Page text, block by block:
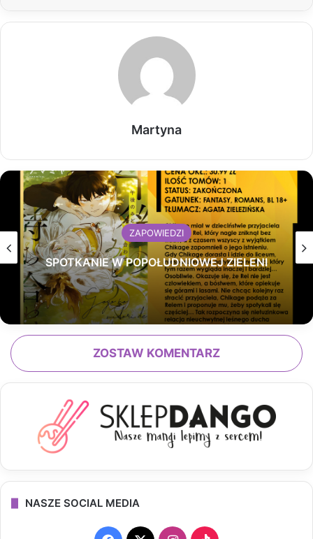
Martyna
ZAPOWIEDZI
SPOTKANIE W POPOŁUDNIOWEJ ZIELENI
ZOSTAW KOMENTARZ
NASZE SOCIAL MEDIA